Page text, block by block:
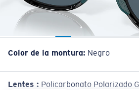
Color de la montura: Negro
Lentes : Policarbonato Polarizado